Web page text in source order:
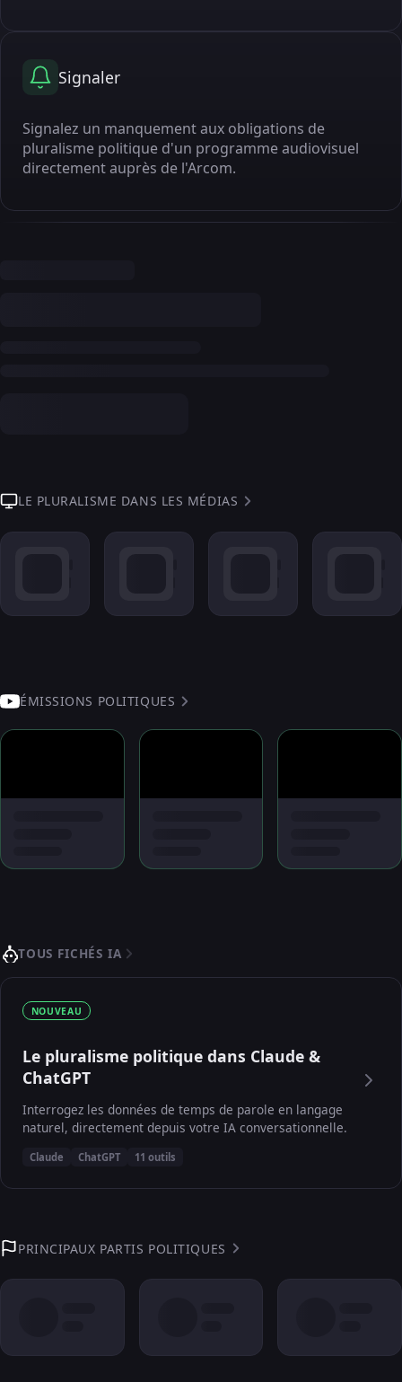
Signaler
Signalez un manquement aux obligations de
pluralisme politique d'un programme audiovisuel
directement auprès de l'Arcom.
LE PLURALISME DANS LES MÉDIAS
ÉMISSIONS POLITIQUES
TOUS FICHÉS IA
NOUVEAU
Le pluralisme politique dans Claude &
ChatGPT
Interrogez les données de temps de parole en langage
naturel, directement depuis votre IA conversationnelle.
Claude ChatGPT 11 outils
PRINCIPAUX PARTIS POLITIQUES